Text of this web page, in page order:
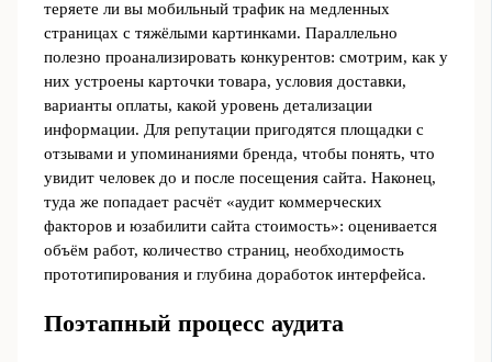
теряете ли вы мобильный трафик на медленных
страницах с тяжёлыми картинками. Параллельно
полезно проанализировать конкурентов: смотрим, как у
них устроены карточки товара, условия доставки,
варианты оплаты, какой уровень детализации
информации. Для репутации пригодятся площадки с
отзывами и упоминаниями бренда, чтобы понять, что
увидит человек до и после посещения сайта. Наконец,
туда же попадает расчёт «аудит коммерческих
факторов и юзабилити сайта стоимость»: оценивается
объём работ, количество страниц, необходимость
прототипирования и глубина доработок интерфейса.
Поэтапный процесс аудита